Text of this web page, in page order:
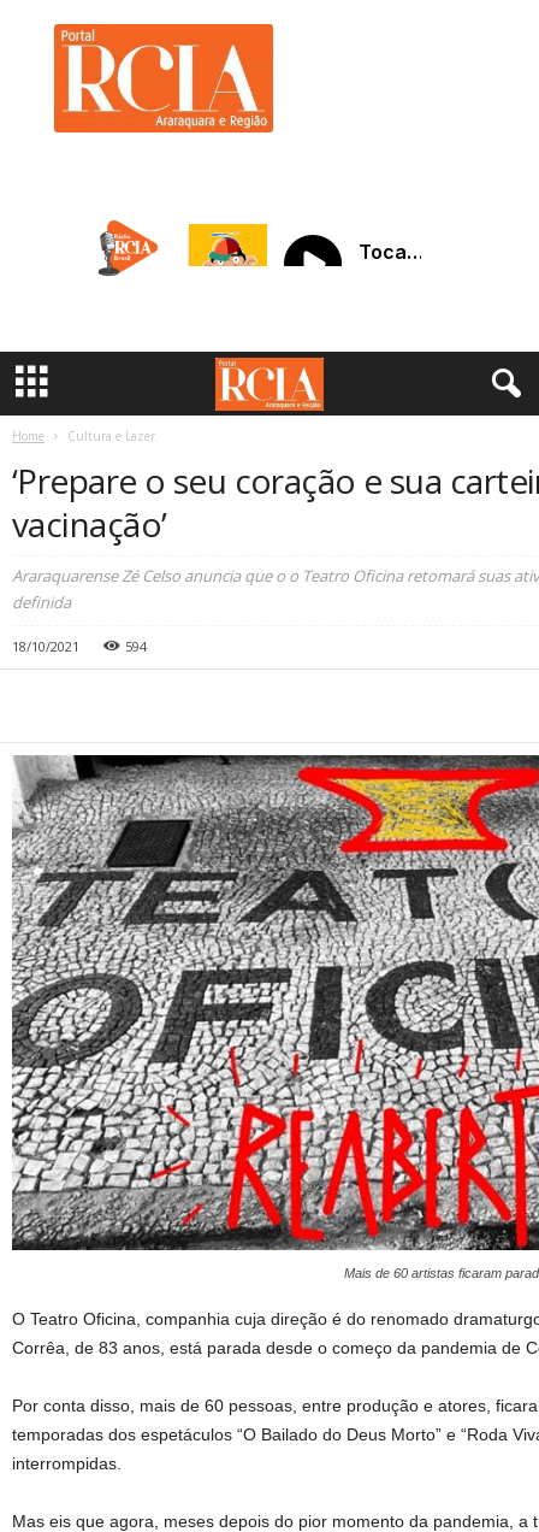
a
Home Cultura e Lazer
‘Prepare o seu coração e sua
vacinação’
Araraquarense Zé Celso anuncia que o o Teatro Oficina retomará suas
definida
18/10/2021 594
Mais de 60 artistas ficaram
O Teatro Oficina, companhia cuja direção é do renomado
Corrêa, de 83 anos, está parada desde o começo da pandemia de
Por conta disso, mais de 60 pessoas, entre produção e atores,
temporadas dos espetáculos “O Bailado do Deus Morto” e “Roda
interrompidas.
Mas eis que agora, meses depois do pior momento da pandemia, a